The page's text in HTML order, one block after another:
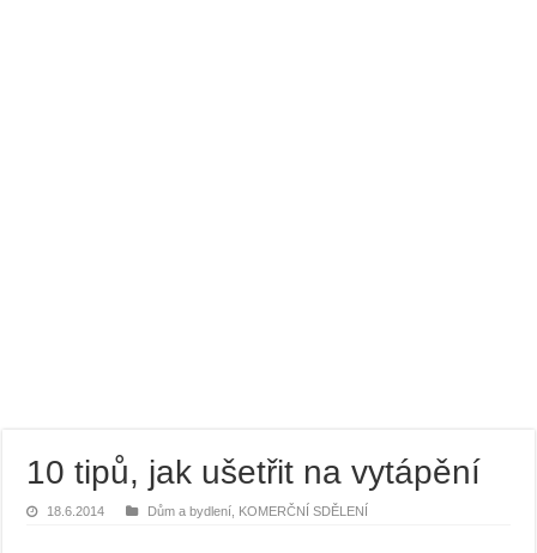
10 tipů, jak ušetřit na vytápění
18.6.2014 Dům a bydlení KOMERČNÍ SDĚLENÍ